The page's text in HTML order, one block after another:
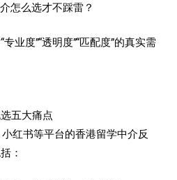
怎么选才不踩雷？
业度”“透明度”“匹配度”的真实需
五大痛点
红书等平台的香港留学中介反
：